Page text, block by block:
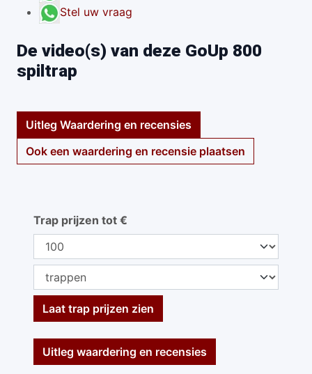
Stel uw vraag
De video(s) van deze GoUp 800
spiltrap
Uitleg Waardering en recensies
Ook een waardering en recensie plaatsen
Trap prijzen tot €
Laat trap prijzen zien
Uitleg waardering en recensies